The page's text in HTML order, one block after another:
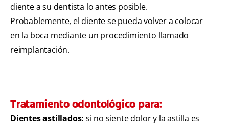
diente a su dentista lo antes posible.
Probablemente, el diente se pueda volver a colocar
en la boca mediante un procedimiento llamado
reimplantación.
Tratamiento odontológico para:
Dientes astillados: si no siente dolor y la astilla es